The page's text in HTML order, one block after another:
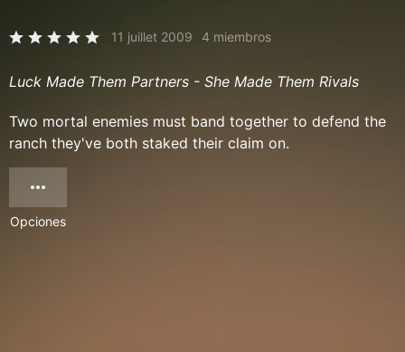
11 juillet 2009 4 miembros
Luck Made Them Partners - She Made Them Rivals
Two mortal enemies must band together to defend the
ranch they've both staked their claim on.
Opciones